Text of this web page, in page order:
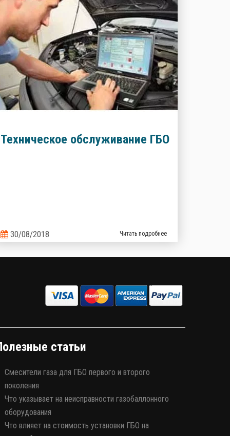
Техническое обслуживание ГБО
30/08/2018 Читать подробнее
статьи
Смесители газа для ГБО первого и второго
поколения
Что указывает на неисправности газобаллонного
оборудования
Что влияет на стоимость установки ГБО на